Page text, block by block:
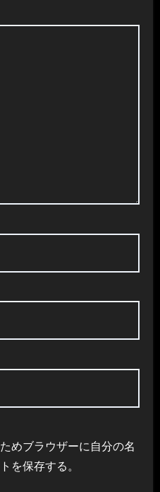
めブラウザーに自分の名
を保存する。